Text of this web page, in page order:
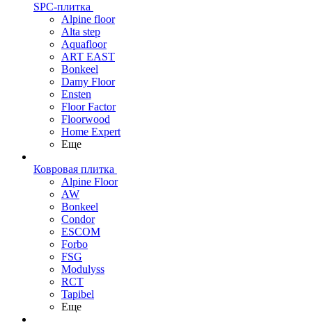
SPC-плитка
Alpine floor
Alta step
Aquafloor
ART EAST
Bonkeel
Damy Floor
Ensten
Floor Factor
Floorwood
Home Expert
Еще
Ковровая плитка
Alpine Floor
AW
Bonkeel
Condor
ESCOM
Forbo
FSG
Modulyss
RCT
Tapibel
Еще